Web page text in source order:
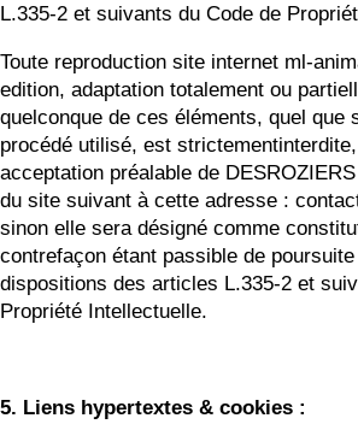
L.335-2 et suivants du Code de
Toute reproduction site internet ml-
edition, adaptation totalement ou
quelconque de ces éléments, quel que
procédé utilisé, est
acceptation préalable de
du site suivant à cette adresse :
sinon elle sera désigné comme
contrefaçon étant passible de
dispositions des articles L.335-2 et
Propriété Intellectuelle.
5. Liens hypertextes & cookies :